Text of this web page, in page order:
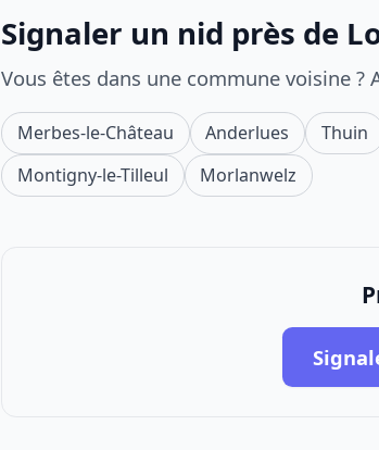
Signaler un nid près de
Vous êtes dans une commune voisine
Merbes-le-Château Anderlues Thuin
Montigny-le-Tilleul
Morlanwelz